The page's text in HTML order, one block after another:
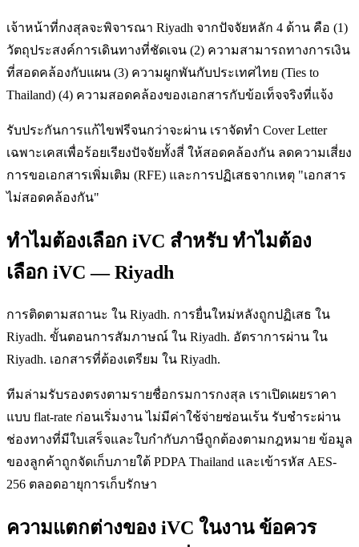
เจ้าหน้าที่กงสุลจะพิจารณา Riyadh จากปัจจัยหลัก 4 ด้าน คือ (1)
วัตถุประสงค์การเดินทางที่ชัดเจน (2) ความสามารถทางการเงิน
ที่สอดคล้องกับแผน (3) ความผูกพันกับประเทศไทย (Ties to
Thailand) (4) ความสอดคล้องของเอกสารกับข้อเท็จจริงที่แจ้ง
รับประกันการแก้ไขฟรีจนกว่าจะผ่าน เราจัดทำ Cover Letter
เฉพาะเคสเพื่อร้อยเรียงปัจจัยทั้งสี่ ให้สอดคล้องกัน ลดความเสี่ยง
การขอเอกสารเพิ่มเติม (RFE) และการปฏิเสธจากเหตุ "เอกสาร
ไม่สอดคล้องกัน"
ทำไมต้องเลือก iVC สำหรับ ทำไมต้อง
เลือก iVC — Riyadh
การติดตามสถานะ ใน Riyadh. การยื่นใหม่หลังถูกปฏิเสธ ใน
Riyadh. ขั้นตอนการสัมภาษณ์ ใน Riyadh. อัตราการผ่าน ใน
Riyadh. เอกสารที่ต้องเตรียม ใน Riyadh.
ทีมล่ามรับรองตรงตามรายชื่อกรมการกงสุล เราเปิดเผยราคา
แบบ flat-rate ก่อนเริ่มงาน ไม่มีค่าใช้จ่ายซ่อนเร้น รับชำระผ่าน
ช่องทางที่มีใบเสร็จและใบกำกับภาษีถูกต้องตามกฎหมาย ข้อมูล
ของลูกค้าถูกจัดเก็บภายใต้ PDPA Thailand และเข้ารหัส AES-
256 ตลอดอายุการเก็บรักษา
ความแตกต่างของ iVC ในงาน ข้อควร